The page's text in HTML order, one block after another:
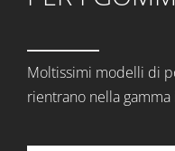
Moltissimi modelli di
rientrano nella